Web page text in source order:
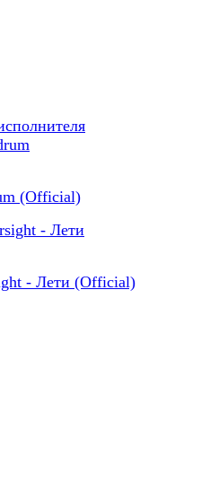
(Official)
- Лети (Official)